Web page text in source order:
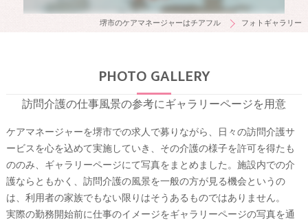
堺市のケアマネージャーはチアフル フォトギャラリー
PHOTO GALLERY
訪問介護の仕事風景の参考にギャラリーページを用意
ケアマネージャーを堺市での求人で募りながら、日々の訪問介護サ
ービスを心を込めて実施していき、その介護の様子を許可を得たも
ののみ、ギャラリーページにて写真をまとめました。施設内での介
護ならともかく、訪問介護の風景を一般の方が見る機会というの
は、利用者の家族でもない限りはそうあるものではありません。
実際の勤務開始前に仕事のイメージをギャラリーページの写真を通